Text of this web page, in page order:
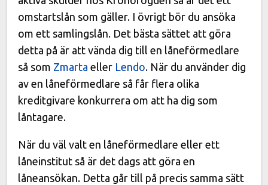
omstartslån som gäller. I övrigt bör du ansöka
om ett samlingslån. Det bästa sättet att göra
detta på är att vända dig till en låneförmedlare
så som Zmarta eller Lendo. När du använder dig
av en låneförmedlare så får flera olika
kreditgivare konkurrera om att ha dig som
låntagare.
När du väl valt en låneförmedlare eller ett
låneinstitut så är det dags att göra en
låneansökan. Detta går till på precis samma sätt